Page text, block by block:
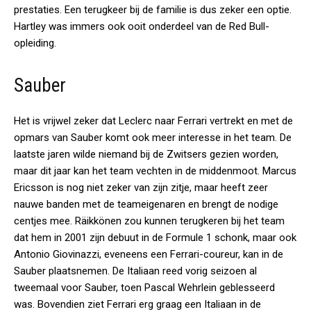
prestaties. Een terugkeer bij de familie is dus zeker een optie.
Hartley was immers ook ooit onderdeel van de Red Bull-
opleiding.
Sauber
Het is vrijwel zeker dat Leclerc naar Ferrari vertrekt en met de
opmars van Sauber komt ook meer interesse in het team. De
laatste jaren wilde niemand bij de Zwitsers gezien worden,
maar dit jaar kan het team vechten in de middenmoot. Marcus
Ericsson is nog niet zeker van zijn zitje, maar heeft zeer
nauwe banden met de teameigenaren en brengt de nodige
centjes mee. Räikkönen zou kunnen terugkeren bij het team
dat hem in 2001 zijn debuut in de Formule 1 schonk, maar ook
Antonio Giovinazzi, eveneens een Ferrari-coureur, kan in de
Sauber plaatsnemen. De Italiaan reed vorig seizoen al
tweemaal voor Sauber, toen Pascal Wehrlein geblesseerd
was. Bovendien ziet Ferrari erg graag een Italiaan in de